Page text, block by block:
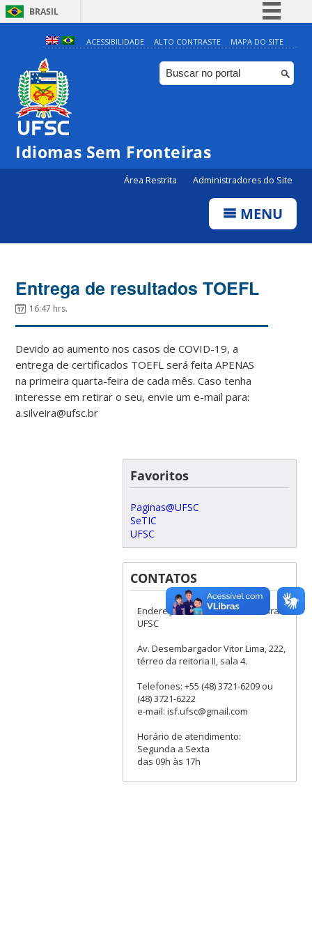
BRASIL
Simplifique!
Comunica BR
Participe
Canais
ACESSIBILIDADE ALTO CONTRASTE MAPA DO SITE
Idiomas Sem Fronteiras
Área Restrita Administradores do Site
MENU
Entrega de resultados TOEFL
16:47 hrs.
Devido ao aumento nos casos de COVID-19, a
entrega de certificados TOEFL será feita APENAS
na primeira quarta-feira de cada mês. Caso tenha
interesse em retirar o seu, envie um e-mail para:
a.silveira@ufsc.br
Favoritos
Paginas@UFSC
SeTIC
UFSC
CONTATOS
Endereço - Idiomas Sem Fronteiras
UFSC
Av. Desembargador Vitor Lima, 222,
térreo da reitoria II, sala 4.
Telefones: +55 (48) 3721-6209 ou
(48) 3721-6222
e-mail: isf.ufsc@gmail.com
Horário de atendimento:
Segunda a Sexta
das 09h às 17h